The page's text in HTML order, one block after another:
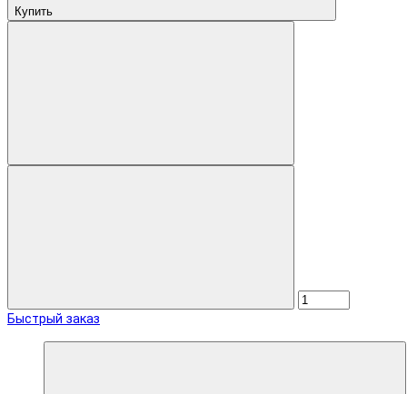
Купить
Быстрый заказ